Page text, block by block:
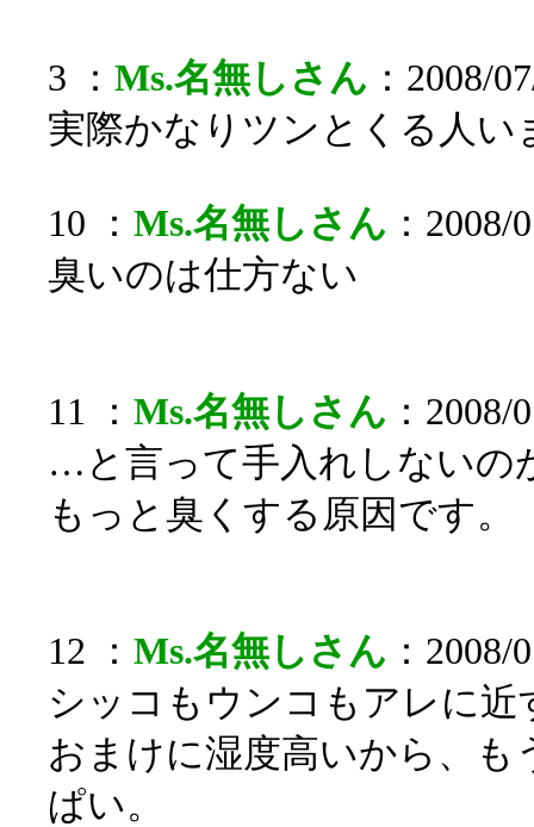
3 ： Ms.名無しさん ：2008/
実際かなりツンとくる人い
10 ： Ms.名無しさん ：
臭いのは仕方ない
11 ： Ms.名無しさん ：
…と言って手入れしないの
もっと臭くする原因です。
12 ： Ms.名無しさん ：
シッコもウンコもアレに近
おまけに湿度高いから、
ぱい。